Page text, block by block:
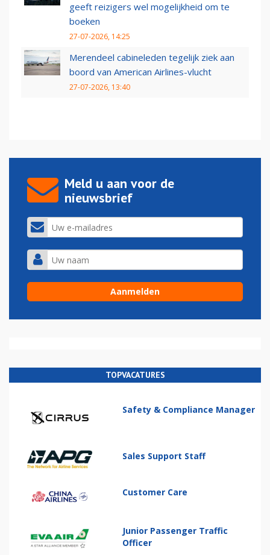
geeft reizigers wel mogelijkheid om te
boeken
27-07-2026, 14:25
Merendeel cabineleden tegelijk ziek aan
boord van American Airlines-vlucht
27-07-2026, 13:40
Meld u aan voor de
nieuwsbrief
TOPVACATURES
Safety & Compliance Manager
Sales Support Staff
Customer Care
Junior Passenger Traffic
Officer